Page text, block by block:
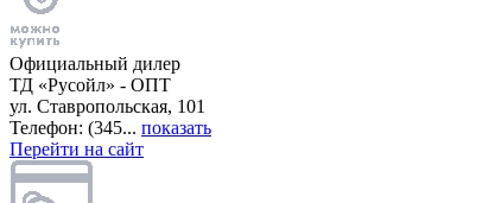
Официальный дилер
ТД «Русойл» - ОПТ
ул. Ставропольская, 101
Телефон: (345... показать
Перейти на сайт